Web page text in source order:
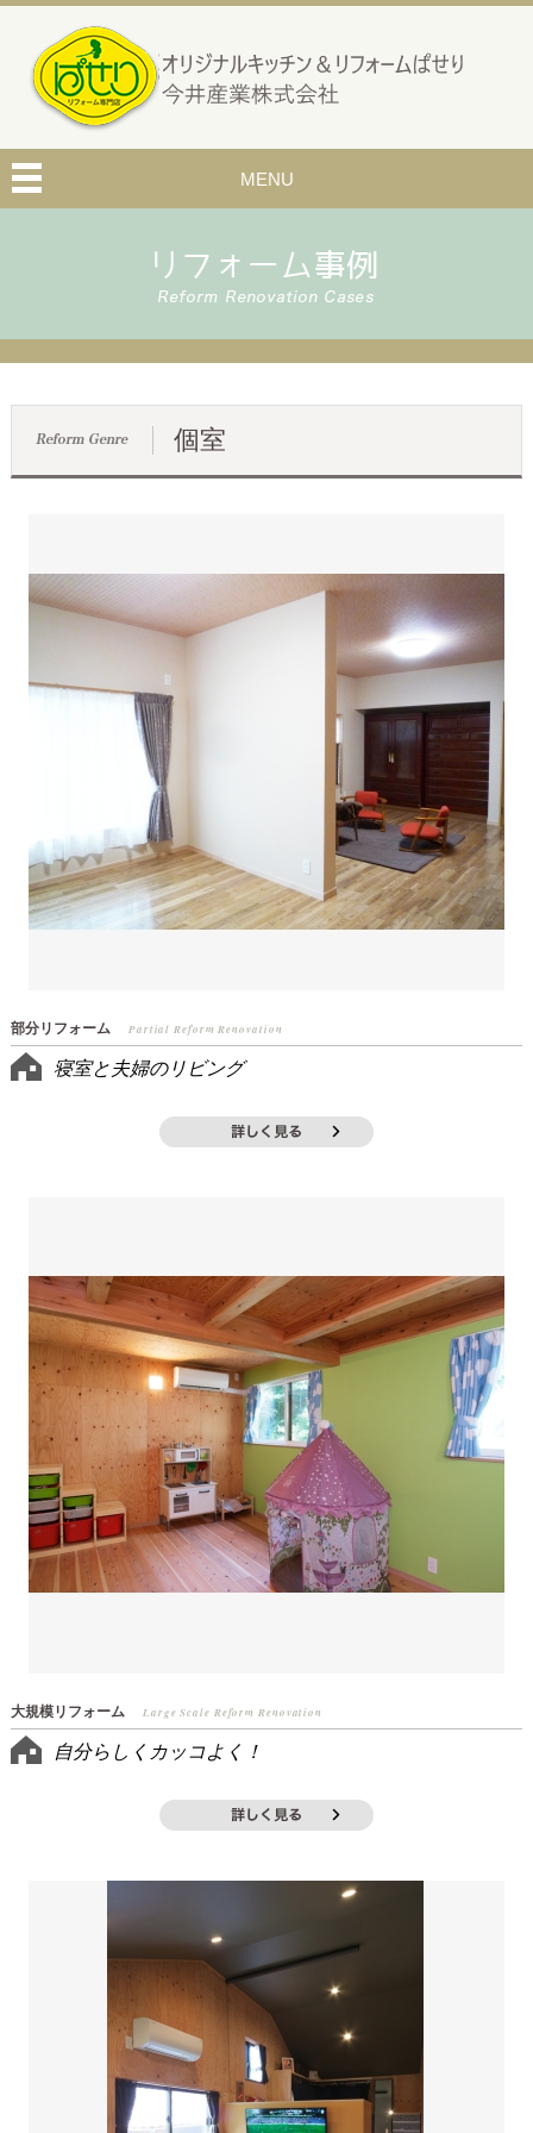
MENU
個室
部分リフォーム Partial Reform Renovation
寝室と夫婦のリビング
大規模リフォーム Large Scale Reform Renovation
自分らしくカッコよく！